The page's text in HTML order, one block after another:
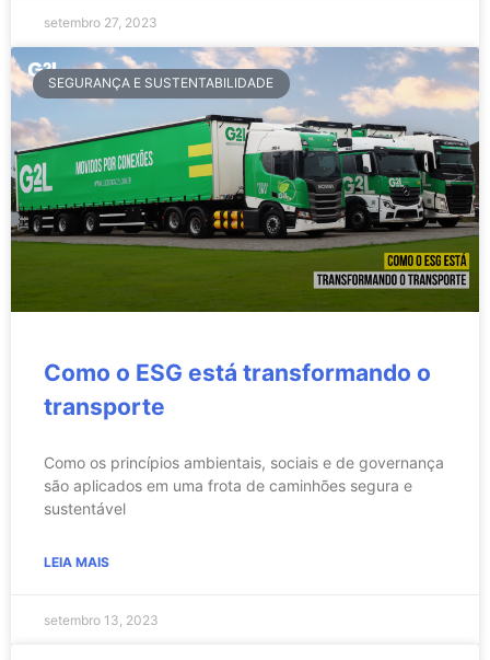
setembro 27, 2023
SEGURANÇA E SUSTENTABILIDADE
Como o ESG está transformando o
transporte
Como os princípios ambientais, sociais e de governança
são aplicados em uma frota de caminhões segura e
sustentável
LEIA MAIS
setembro 13, 2023